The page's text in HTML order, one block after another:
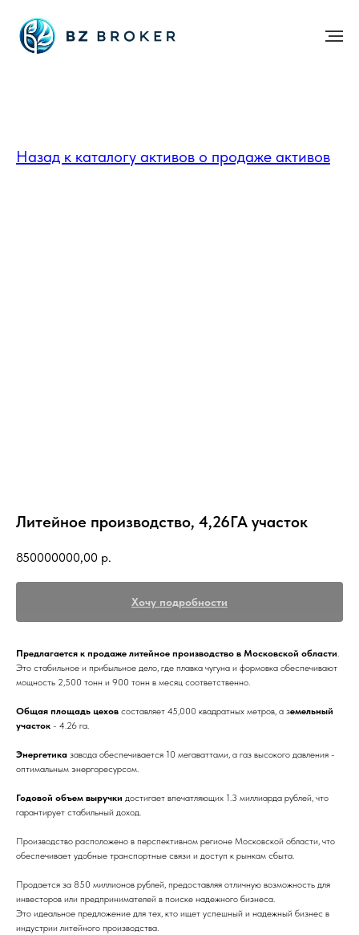
Назад к каталогу активов о продаже активов
Литейное производство, 4,26ГА участок
850000000,00 р.
Хочу подробности
Предлагается к продаже литейное производство в Московской области
Это стабильное и прибыльное дело, где плавка чугуна и формовка обеспечивают
мощность 2,500 тонн и 900 тонн в месяц соответственно.
Общая площадь цехов составляет 45,000 квадратных метров, а земельный
участок - 4.26 га.
Энергетика завода обеспечивается 10 мегаваттами, а газ высокого давления -
оптимальным энергоресурсом.
Годовой объем выручки достигает впечатляющих 1.3 миллиарда рублей, что
гарантирует стабильный доход.
Производство расположено в перспективном регионе Московской области, что
обеспечивает удобные транспортные связи и доступ к рынкам сбыта.
Продается за 850 миллионов рублей, предоставляя отличную возможность для
инвесторов или предпринимателей в поиске надежного бизнеса.
Это идеальное предложение для тех, кто ищет успешный и надежный бизнес в
индустрии литейного производства.